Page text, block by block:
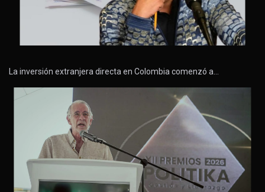
La inversión extranjera directa en Colombia comenzó a…